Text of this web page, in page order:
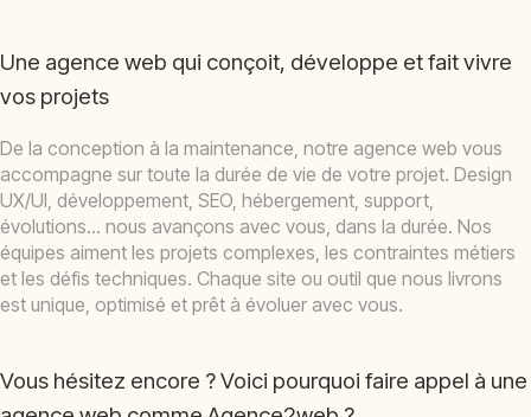
Une agence web qui conçoit, développe et fait vivre
vos projets
De la conception à la maintenance, notre agence web vous
accompagne sur toute la durée de vie de votre projet. Design
UX/UI, développement, SEO, hébergement, support,
évolutions… nous avançons avec vous, dans la durée. Nos
équipes aiment les projets complexes, les contraintes métiers
et les défis techniques. Chaque site ou outil que nous livrons
est unique, optimisé et prêt à évoluer avec vous.
Vous hésitez encore ? Voici pourquoi faire appel à une